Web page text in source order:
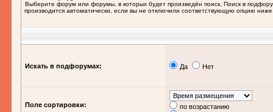
Выберите форум или форумы, в которых будет произведён поиск. Поиск в
производится автоматически, если вы не отключили соответствующую опцию
Искать в подфорумах: Да Нет
Поле сортировки:
по возрастанию